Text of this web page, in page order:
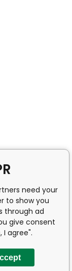
need your
to show you
through ad
give consent
I agree".